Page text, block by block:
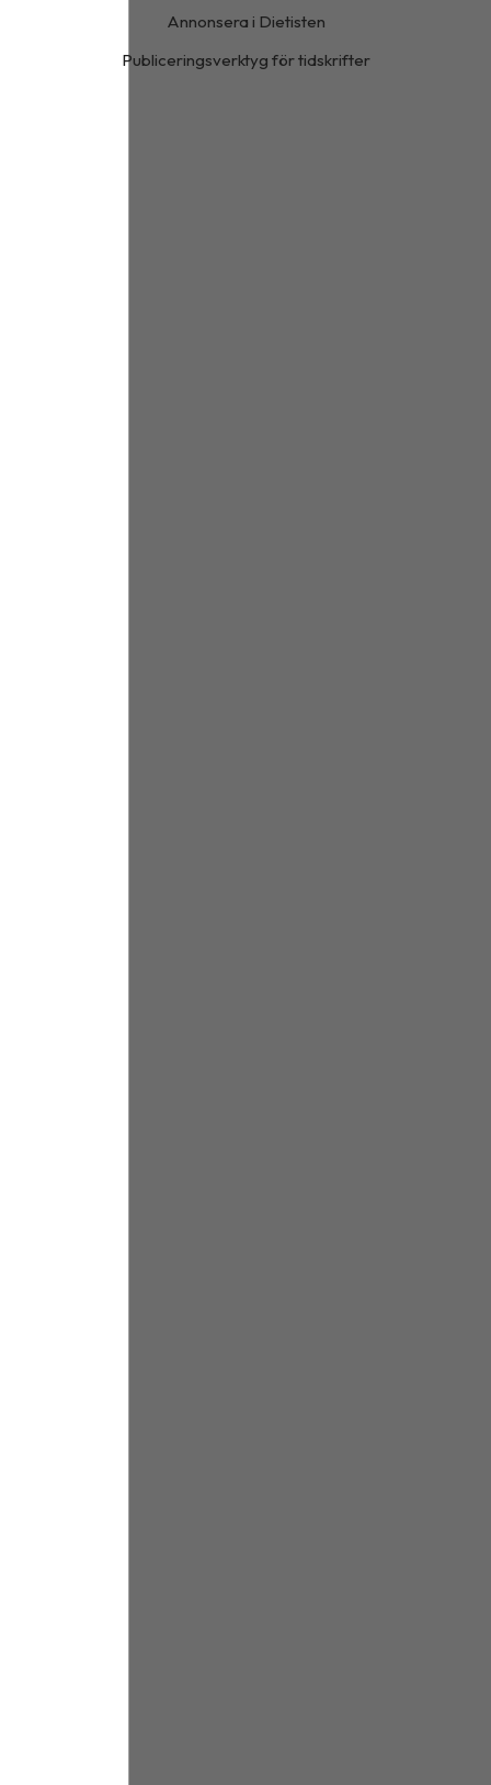
Annonsera i Dietisten
Publiceringsverktyg för tidskrifter